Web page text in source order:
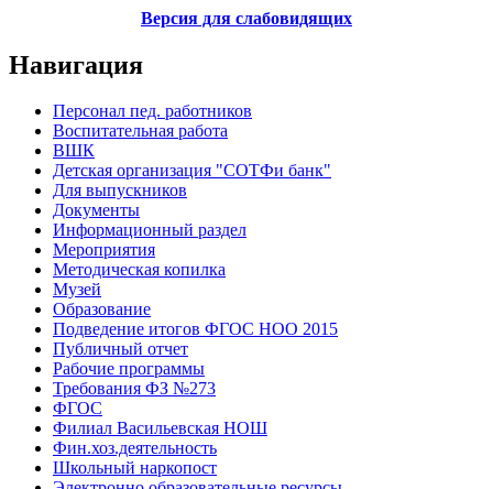
Версия для слабовидящих
Навигация
Персонал пед. работников
Воспитательная работа
ВШК
Детская организация "СОТФи банк"
Для выпускников
Документы
Информационный раздел
Мероприятия
Методическая копилка
Музей
Образование
Подведение итогов ФГОС НОО 2015
Публичный отчет
Рабочие программы
Требования ФЗ №273
ФГОС
Филиал Васильевская НОШ
Фин.хоз.деятельность
Школьный наркопост